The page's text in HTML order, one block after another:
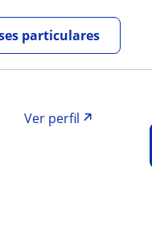
particulares
Ver perfil